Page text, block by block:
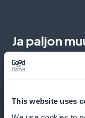
This website uses
Ja paljon